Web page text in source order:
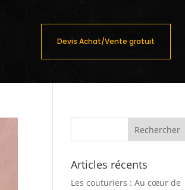
Devis Achat/Vente gratuit
Articles récents
Les couturiers : Au cœur de